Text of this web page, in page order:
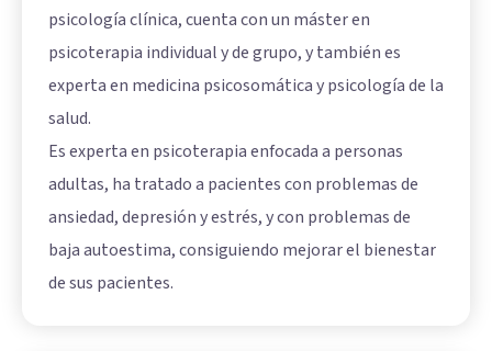
psicología clínica, cuenta con un máster en
psicoterapia individual y de grupo, y también es
experta en medicina psicosomática y psicología de la
salud.
Es experta en psicoterapia enfocada a personas
adultas, ha tratado a pacientes con problemas de
ansiedad, depresión y estrés, y con problemas de
baja autoestima, consiguiendo mejorar el bienestar
de sus pacientes.